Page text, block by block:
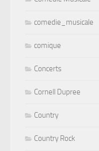
comedie_musicale
comique
Concerts
Cornell Dupree
Country
Country Rock